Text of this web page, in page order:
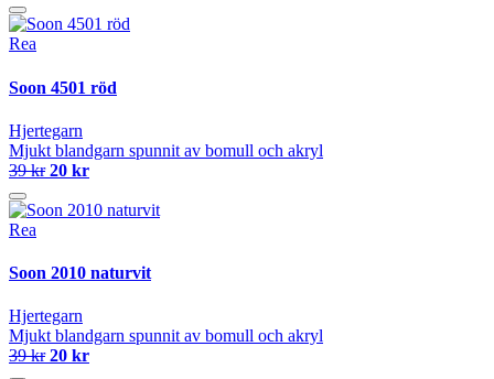
Rea
Soon 4501 röd
Hjertegarn
Mjukt blandgarn spunnit av bomull och akryl
39 kr 20 kr
Rea
Soon 2010 naturvit
Hjertegarn
Mjukt blandgarn spunnit av bomull och akryl
39 kr 20 kr